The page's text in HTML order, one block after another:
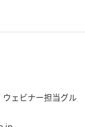
ェビナー担当グル